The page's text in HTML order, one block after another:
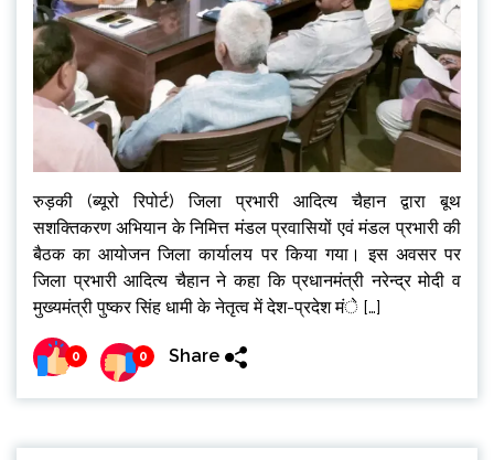
रुड़की (ब्यूरो रिपोर्ट) जिला प्रभारी आदित्य चैहान द्वारा बूथ
सशक्तिकरण अभियान के निमित्त मंडल प्रवासियों एवं मंडल प्रभारी की
बैठक का आयोजन जिला कार्यालय पर किया गया। इस अवसर पर
जिला प्रभारी आदित्य चैहान ने कहा कि प्रधानमंत्री नरेन्द्र मोदी व
मुख्यमंत्री पुष्कर सिंह धामी के नेतृत्व में देश-प्रदेश मंे […]
0 0 Share